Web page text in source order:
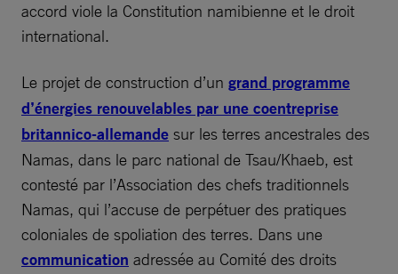
accord viole la Constitution namibienne et le droit
international.
Le projet de construction d’un grand programme
d’énergies renouvelables par une coentreprise
britannico-allemande sur les terres ancestrales des
Namas, dans le parc national de Tsau/Khaeb, est
contesté par l’Association des chefs traditionnels
Namas, qui l’accuse de perpétuer des pratiques
coloniales de spoliation des terres. Dans une
communication adressée au Comité des droits